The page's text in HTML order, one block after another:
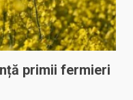
primii fermieri